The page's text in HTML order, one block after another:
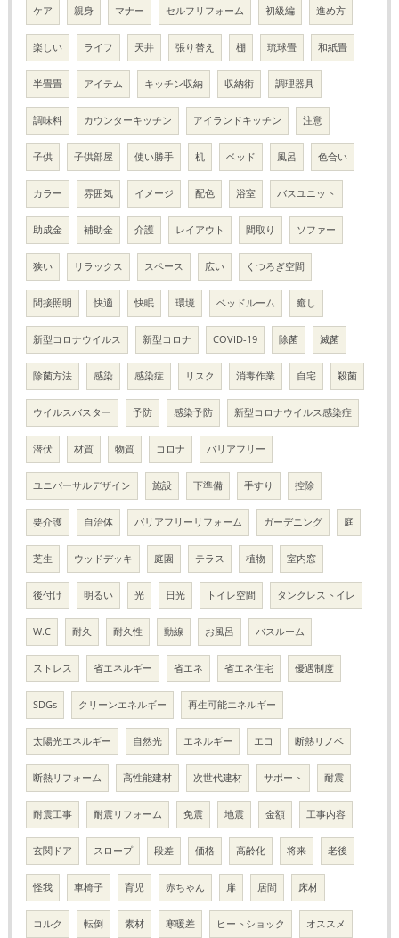
ケア 親身 マナー セルフリフォーム 初級編 進め方
楽しい ライフ 天井 張り替え 棚 琉球畳 和紙畳
半畳畳 アイテム キッチン収納 収納術 調理器具
調味料 カウンターキッチン アイランドキッチン 注意
子供 子供部屋 使い勝手 机 ベッド 風呂 色合い
カラー 雰囲気 イメージ 配色 浴室 バスユニット
助成金 補助金 介護 レイアウト 間取り ソファー
狭い リラックス スペース 広い くつろぎ空間
間接照明 快適 快眠 環境 ベッドルーム 癒し
新型コロナウイルス 新型コロナ COVID-19 除菌 滅菌
除菌方法 感染 感染症 リスク 消毒作業 自宅 殺菌
ウイルスバスター 予防 感染予防 新型コロナウイルス感染症
潜伏 材質 物質 コロナ バリアフリー
ユニバーサルデザイン 施設 下準備 手すり 控除
要介護 自治体 バリアフリーリフォーム ガーデニング 庭
芝生 ウッドデッキ 庭園 テラス 植物 室内窓
後付け 明るい 光 日光 トイレ空間 タンクレストイレ
W.C 耐久 耐久性 動線 お風呂 バスルーム
ストレス 省エネルギー 省エネ 省エネ住宅 優遇制度
SDGs クリーンエネルギー 再生可能エネルギー
太陽光エネルギー 自然光 エネルギー エコ 断熱リノベ
断熱リフォーム 高性能建材 次世代建材 サポート 耐震
耐震工事 耐震リフォーム 免震 地震 金額 工事内容
玄関ドア スロープ 段差 価格 高齢化 将来 老後
怪我 車椅子 育児 赤ちゃん 扉 居間 床材
コルク 転倒 素材 寒暖差 ヒートショック オススメ